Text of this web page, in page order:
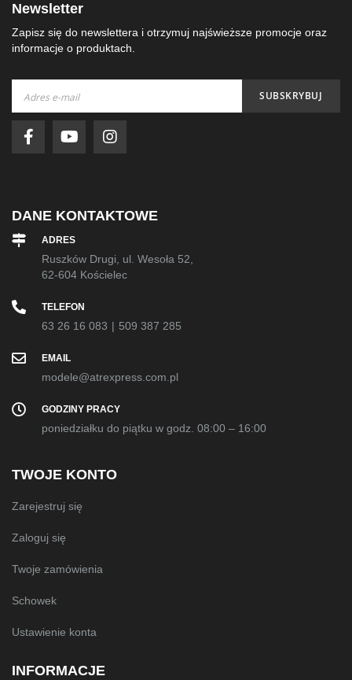
Newsletter
Zapisz się do newslettera i otrzymuj najświeższe promocje oraz
informacje o produktach.
nasz
newsletter:
SUBSKRYBUJ
DANE KONTAKTOWE
ADRES
Ruszków Drugi, ul. Wesoła 52,
62-604 Kościelec
TELEFON
63 26 16 083 | 509 387 285
EMAIL
modele@atrexpress.com.pl
GODZINY PRACY
poniedziałku do piątku w godz. 08:00 – 16:00
TWOJE KONTO
Zarejestruj się
Zaloguj się
Twoje zamówienia
Schowek
Ustawienie konta
INFORMACJE